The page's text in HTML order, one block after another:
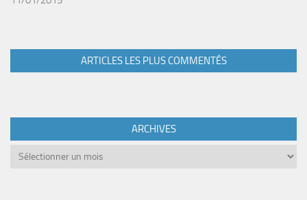
ARTICLES LES PLUS COMMENTÉS
ARCHIVES
Archives